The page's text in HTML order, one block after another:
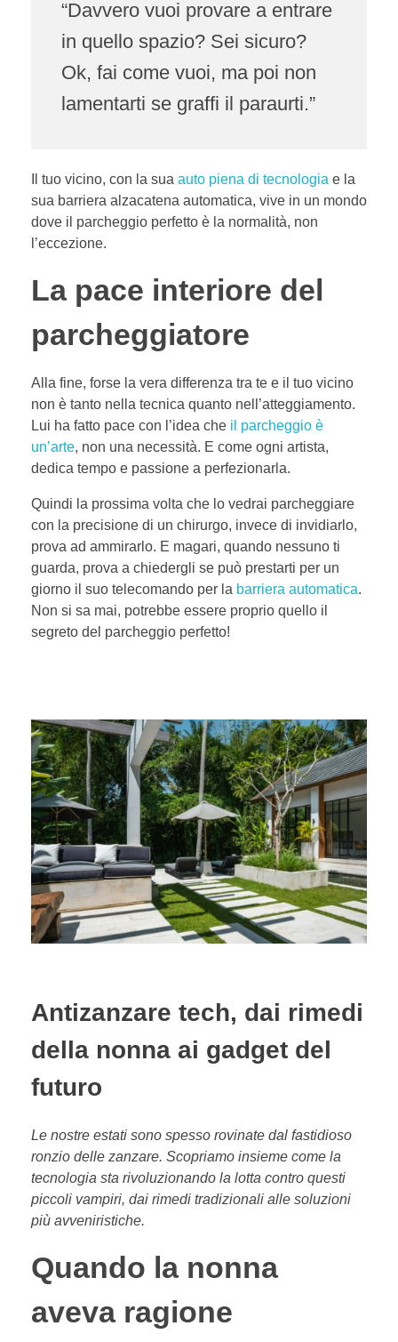
“Davvero vuoi provare a entrare
in quello spazio? Sei sicuro?
Ok, fai come vuoi, ma poi non
lamentarti se graffi il paraurti.”
Il tuo vicino, con la sua auto piena di tecnologia e la
sua barriera alzacatena automatica, vive in un mondo
dove il parcheggio perfetto è la normalità, non
l’eccezione.
La pace interiore del
parcheggiatore
Alla fine, forse la vera differenza tra te e il tuo vicino
non è tanto nella tecnica quanto nell’atteggiamento.
Lui ha fatto pace con l’idea che il parcheggio è
un’arte, non una necessità. E come ogni artista,
dedica tempo e passione a perfezionarla.
Quindi la prossima volta che lo vedrai parcheggiare
con la precisione di un chirurgo, invece di invidiarlo,
prova ad ammirarlo. E magari, quando nessuno ti
guarda, prova a chiedergli se può prestarti per un
giorno il suo telecomando per la barriera automatica.
Non si sa mai, potrebbe essere proprio quello il
segreto del parcheggio perfetto!
Antizanzare tech, dai rimedi
della nonna ai gadget del
futuro
Le nostre estati sono spesso rovinate dal fastidioso
ronzio delle zanzare. Scopriamo insieme come la
tecnologia sta rivoluzionando la lotta contro questi
piccoli vampiri, dai rimedi tradizionali alle soluzioni
più avveniristiche.
Quando la nonna
aveva ragione